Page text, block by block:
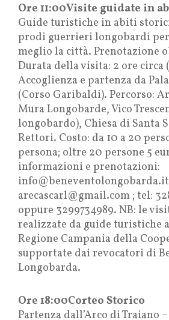
Ore 11:00Visite guidate in
Guide turistiche in abiti
prodi guerrieri longobardi
meglio la città. Prenotazione
Durata della visita: 2 ore circa
Accoglienza e partenza da
(Corso Garibaldi). Percorso:
Mura Longobarde, Vico
longobardo), Chiesa di Santa
Rettori. Costo: da 10 a 20
persona; oltre 20 persone 5
informazioni e prenotazioni:
arecascarl@gmail.com ; tel:
oppure 3299734989. NB: le
realizzate da guide turistiche
Regione Campania della
supportate dai revocatori di
Longobarda.
Ore 18:00Corteo Storico
Partenza dall’Arco di Traiano